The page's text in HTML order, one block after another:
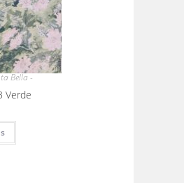
Bella -
Verde